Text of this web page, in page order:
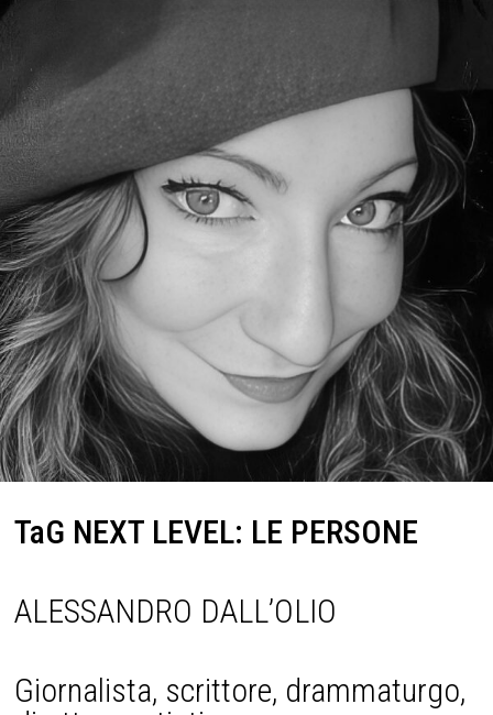
TaG NEXT LEVEL: LE PERSONE
ALESSANDRO DALL’OLIO
Giornalista, scrittore, drammaturgo,